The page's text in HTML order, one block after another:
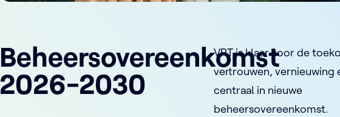
Beheersovereenkomst
2026-2030
VRT is klaar voor de
vertrouwen, vernieuwing
centraal in nieuwe
beheersovereenkomst.